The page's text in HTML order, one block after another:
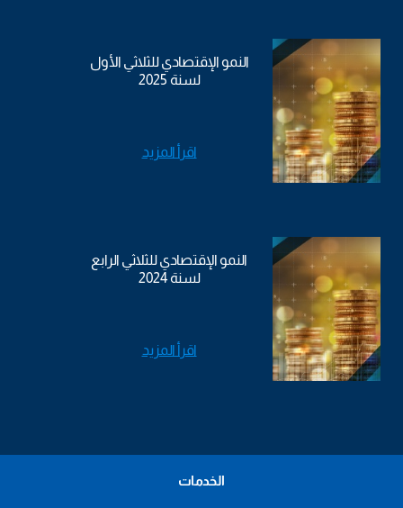
النمو الإقتصادي للثلاثي الأول
لسنة 2025
اقرأ المزيد
النمو الإقتصادي للثلاثي الرابع
لسنة 2024
اقرأ المزيد
الخدمات